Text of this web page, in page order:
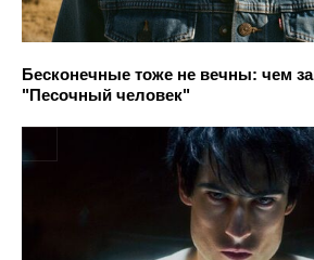
Бесконечные тоже не вечны: чем
"Песочный человек"